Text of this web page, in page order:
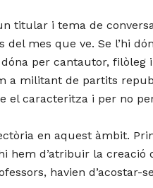
titular i tema de
mes que ve. Se l’hi
per cantautor,
a militant de partits
caracteritza i per no
en aquest àmbit.
d’atribuir la creació
havien d’acostar-